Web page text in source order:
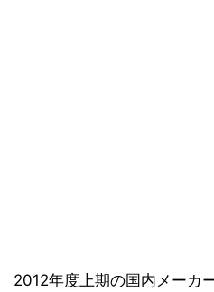
2012年度上期の国内メーカ